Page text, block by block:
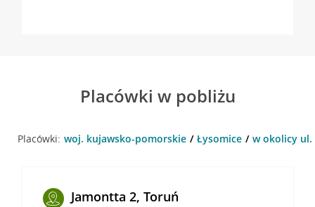
Placówki w pobliżu
Placówki: woj. kujawsko-pomorskie Łysomice w okolicy ul.
Jamontta 2, Toruń